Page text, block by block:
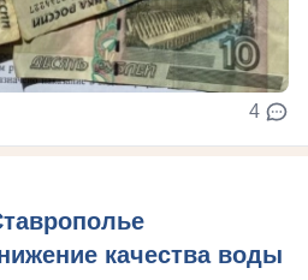
4
качества воды